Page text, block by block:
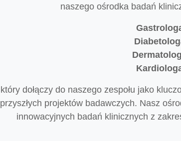
naszego ośrodka badań
który dołączy do naszego zespołu jako
przyszłych projektów badawczych. Nasz
innowacyjnych badań klinicznych z